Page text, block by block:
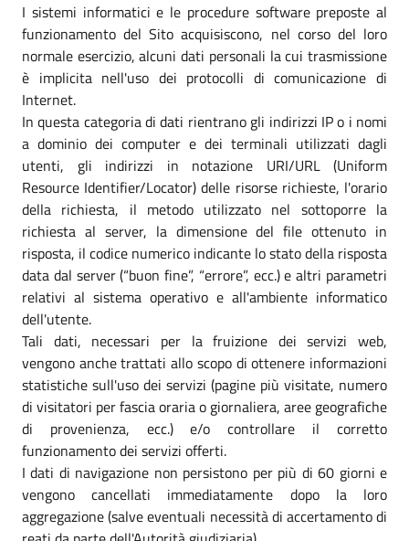
I sistemi informatici e le procedure software preposte al
funzionamento del Sito acquisiscono, nel corso del loro
normale esercizio, alcuni dati personali la cui trasmissione
è implicita nell'uso dei protocolli di comunicazione di
Internet.
In questa categoria di dati rientrano gli indirizzi IP o i nomi
a dominio dei computer e dei terminali utilizzati dagli
utenti, gli indirizzi in notazione URI/URL (Uniform
Resource Identifier/Locator) delle risorse richieste, l'orario
della richiesta, il metodo utilizzato nel sottoporre la
richiesta al server, la dimensione del file ottenuto in
risposta, il codice numerico indicante lo stato della risposta
data dal server (“buon fine”, “errore”, ecc.) e altri parametri
relativi al sistema operativo e all'ambiente informatico
dell'utente.
Tali dati, necessari per la fruizione dei servizi web,
vengono anche trattati allo scopo di ottenere informazioni
statistiche sull'uso dei servizi (pagine più visitate, numero
di visitatori per fascia oraria o giornaliera, aree geografiche
di provenienza, ecc.) e/o controllare il corretto
funzionamento dei servizi offerti.
I dati di navigazione non persistono per più di 60 giorni e
vengono cancellati immediatamente dopo la loro
aggregazione (salve eventuali necessità di accertamento di